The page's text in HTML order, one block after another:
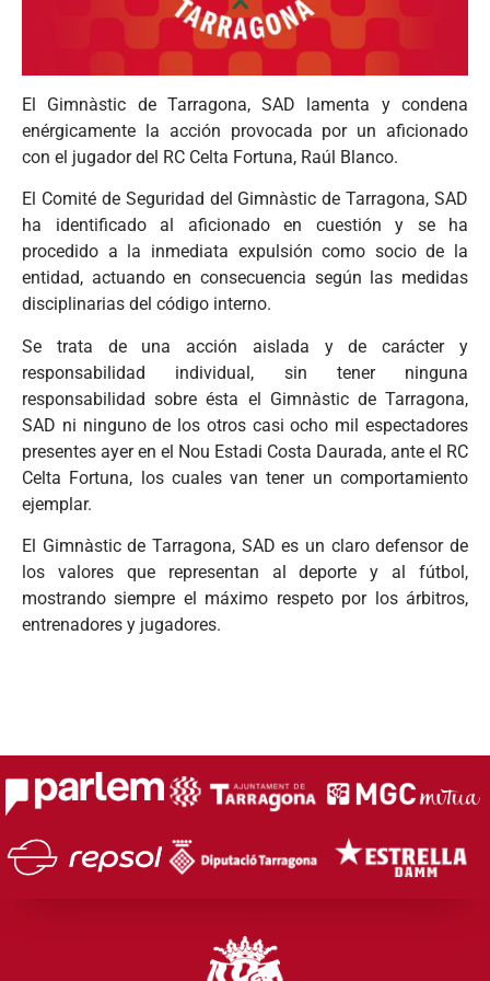
El Gimnàstic de Tarragona, SAD lamenta y condena
enérgicamente la acción provocada por un aficionado
con el jugador del RC Celta Fortuna, Raúl Blanco.
El Comité de Seguridad del Gimnàstic de Tarragona, SAD
ha identificado al aficionado en cuestión y se ha
procedido a la inmediata expulsión como socio de la
entidad, actuando en consecuencia según las medidas
disciplinarias del código interno.
Se trata de una acción aislada y de carácter y
responsabilidad individual, sin tener ninguna
responsabilidad sobre ésta el Gimnàstic de Tarragona,
SAD ni ninguno de los otros casi ocho mil espectadores
presentes ayer en el Nou Estadi Costa Daurada, ante el RC
Celta Fortuna, los cuales van tener un comportamiento
ejemplar.
El Gimnàstic de Tarragona, SAD es un claro defensor de
los valores que representan al deporte y al fútbol,
mostrando siempre el máximo respeto por los árbitros,
entrenadores y jugadores.